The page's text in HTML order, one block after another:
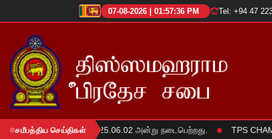
07-08-2026 | 01:57:36 PM Tel: +94 47
சமீபத்திய செய்திகள்
நிகழ்வு 2025.06.02 அன்று நடைபெற்றது. ● TPS